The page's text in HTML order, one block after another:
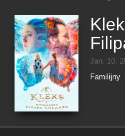
Jan. 10,
Familijny